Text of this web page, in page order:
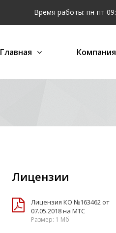
Время работы: пн-пт
Главная Компания
Лицензии
Лицензия КО №163462 от
07.05.2018 на МТС
Размер: 1 Мб